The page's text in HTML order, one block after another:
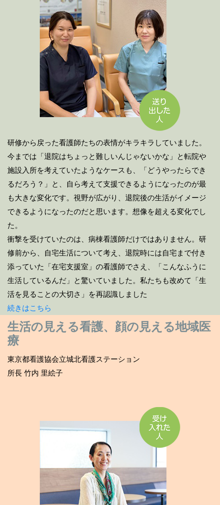
研修から戻った看護師たちの表情がキラキラしていました。
今までは「退院はちょっと難しいんじゃないかな」と転院や
施設入所を考えていたようなケースも、「どうやったらでき
るだろう？」と、自ら考えて支援できるようになったのが最
も大きな変化です。視野が広がり、退院後の生活がイメージ
できるようになったのだと思います。想像を超える変化でし
た。
衝撃を受けていたのは、病棟看護師だけではありません。研
修前から、自宅生活について考え、退院時には自宅まで付き
添っていた「在宅支援室」の看護師でさえ、「こんなふうに
生活しているんだ」と驚いていました。私たちも改めて「生
活を見ることの大切さ」を再認識しました
続きはこちら
生活の見える看護、顔の見える地域医
療
東京都看護協会立城北看護ステーション
所長 竹内 里絵子